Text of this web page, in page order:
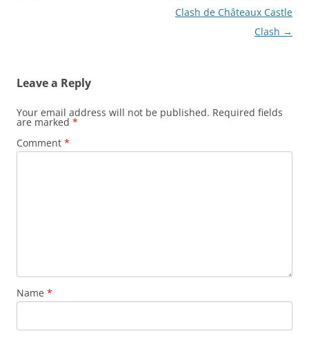
Clash de Châteaux Castle
Clash →
Leave a Reply
Your email address will not be published. Required fields
are marked *
Comment *
Name *